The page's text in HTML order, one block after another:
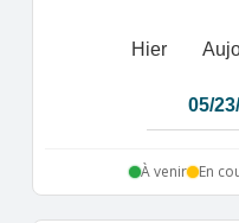
Hier
À venir En